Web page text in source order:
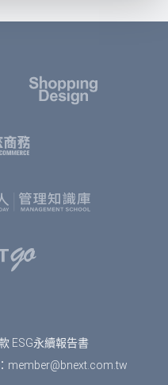
ESG永續報告書
member@bnext.com.tw